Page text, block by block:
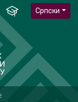
Српски